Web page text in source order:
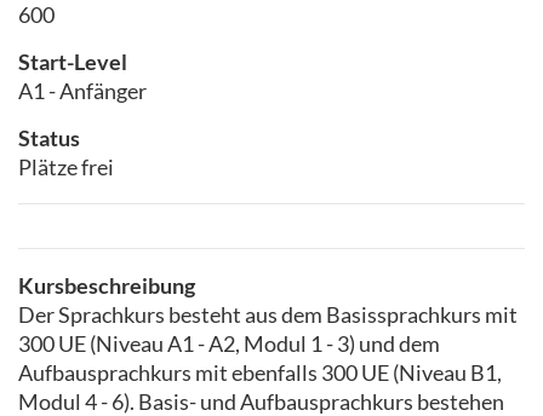
600
Start-Level
A1 - Anfänger
Status
Plätze frei
Kursbeschreibung
Der Sprachkurs besteht aus dem Basissprachkurs mit
300 UE (Niveau A1 - A2, Modul 1 - 3) und dem
Aufbausprachkurs mit ebenfalls 300 UE (Niveau B1,
Modul 4 - 6). Basis- und Aufbausprachkurs bestehen